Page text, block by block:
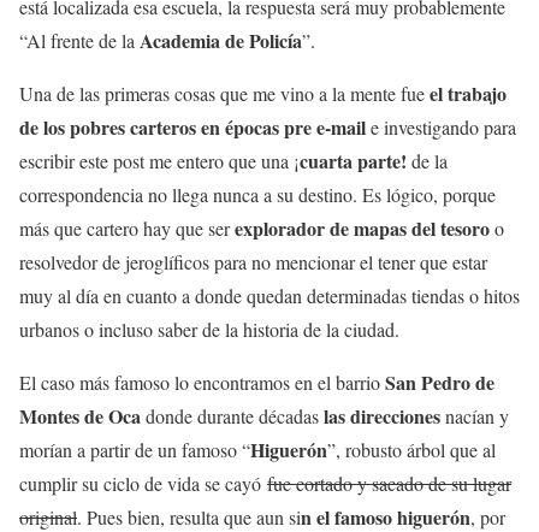
está localizada esa escuela, la respuesta será muy probablemente
“Al frente de la Academia de Policía”.
Una de las primeras cosas que me vino a la mente fueel trabajo
de los pobres carteros en épocas pre e-maile investigando para
escribir este post me entero que una ¡cuarta parte! de la
correspondencia no llega nunca a su destino. Es lógico, porque
más que cartero hay que serexplorador de mapas del tesoroo
resolvedor de jeroglíficos para no mencionar el tener que estar
muy al día en cuanto a donde quedan determinadas tiendas o hitos
urbanos o incluso saber de la historia de la ciudad.
El caso más famoso lo encontramos en el barrioSan Pedro de
Montes de Oca donde durante décadaslas direccionesnacían y
morían a partir de un famoso “Higuerón”, robusto árbol que al
cumplir su ciclo de vida se cayó fue cortado y sacado de su lugar
original. Pues bien, resulta que aun sin el famoso higuerón, por